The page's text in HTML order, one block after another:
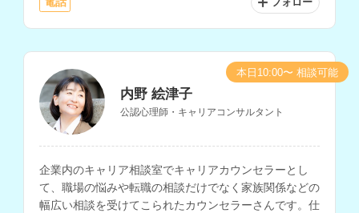
内野 絵津子
公認心理師・キャリアコンサルタント
企業内のキャリア相談室でキャリアカウンセラーとし
て、職場の悩みや転職の相談だけでなく家族関係などの
幅広い相談を受けてこられたカウンセラーさんです。仕
本日10:00〜 相談可能